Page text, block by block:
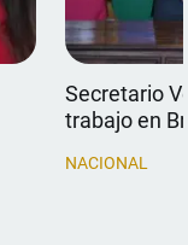
Secretario
trabajo en
NACIONAL